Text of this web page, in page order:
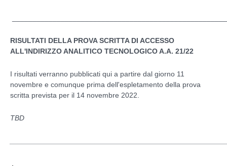
RISULTATI DELLA PROVA SCRITTA DI ACCESSO
ALL'INDIRIZZO ANALITICO TECNOLOGICO A.A. 21/22
I risultati verranno pubblicati qui a partire dal giorno 11
novembre e comunque prima dell'espletamento della prova
scritta prevista per il 14 novembre 2022.
TBD